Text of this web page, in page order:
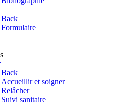
Back
Formulaire
Back
Accueillir et soigner
Relâcher
Suivi sanitaire